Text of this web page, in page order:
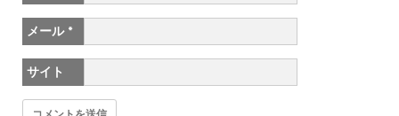
メール *
サイト